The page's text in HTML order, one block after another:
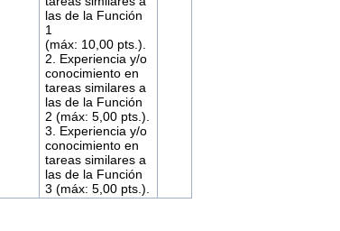
las de la Función
1
(máx: 10,00 pts.).
2. Experiencia y/o
conocimiento en
tareas similares a
las de la Función
2 (máx: 5,00 pts.).
3. Experiencia y/o
conocimiento en
tareas similares a
las de la Función
3 (máx: 5,00 pts.).